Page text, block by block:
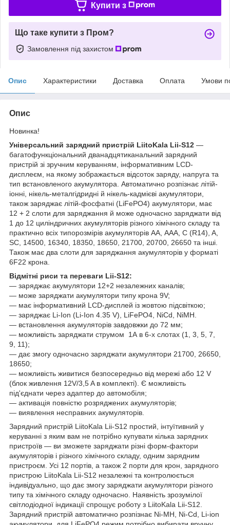
Купити з
Що таке купити з Пром?
Замовлення під захистом
Опис Характеристики Доставка Оплата Умови
Опис
Новинка!
Універсальний зарядний пристрій LiitoKala Lii-S12 —
багатофункціональний дванадцятиканальний зарядний
пристрій зі зручним керуванням, інформативним LCD-
дисплеєм, на якому зображається відсоток заряду, напруга та
тип встановленого акумулятора. Автоматично розпізнає літій-
іонні, нікель-металгідридні й нікель-кадмієві акумулятори,
також заряджає літій-фосфатні (LiFePO4) акумулятори, має
12 + 2 слоти для заряджання й може одночасно заряджати від
1 до 12 циліндричних акумуляторів різного хімічного складу та
практично всіх типорозмірів акумуляторів АА, ААА, C (R14), A,
SC, 14500, 16340, 18350, 18650, 21700, 20700, 26650 та інші.
Також має два слоти для заряджання акумуляторів у форматі
6F22 крона.
Відмітні риси та переваги Lii-S12:
— заряджає акумулятори 12+2 незалежних каналів;
— може заряджати акумулятори типу крона 9V;
— має інформативний LCD-дисплей із жовтою підсвіткою;
— заряджає Li-Ion (Li-Ion 4.35 V), LiFePO4, NiCd, NiMH.
— встановлення акумуляторів завдовжки до 72 мм;
— можливість заряджати струмом 1А в 6-х слотах (1, 3, 5, 7,
9, 11);
— дає змогу одночасно заряджати акумулятори 21700, 26650,
18650;
— можливість живитися безпосередньо від мережі або 12 V
(блок живлення 12V/3,5 A в комплекті). Є можливість
під'єднати через адаптер до автомобіля;
— активація повністю розряджених акумуляторів;
— виявлення несправних акумуляторів.
Зарядний пристрій LiitoKala Lii-S12 простий, інтуїтивний у
керуванні з яким вам не потрібно купувати кілька зарядних
пристроїв — ви зможете заряджати різні форм-фактори
акумуляторів і різного хімічного складу, одним зарядним
пристроєм. Усі 12 портів, а також 2 порти для крон, зарядного
пристрою LiitoKala Lii-S12 незалежні та контролюється
індивідуально, що дає змогу заряджати акумулятори різного
типу та хімічного складу одночасно. Наявність зрозумілої
світлодіодної індикації спрощує роботу з LiitoKala Lii-S12.
Зарядний пристрій автоматично розпізнає Ni-MH, Ni-Cd, Li-ion